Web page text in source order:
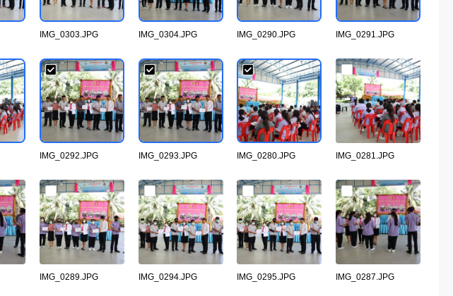
IMG_0303.JPG IMG_0304.JPG IMG_0290.JPG IMG_0291.JPG
IMG_0292.JPG IMG_0293.JPG IMG_0280.JPG IMG_0281.JPG
IMG_0289.JPG IMG_0294.JPG IMG_0295.JPG IMG_0287.JPG